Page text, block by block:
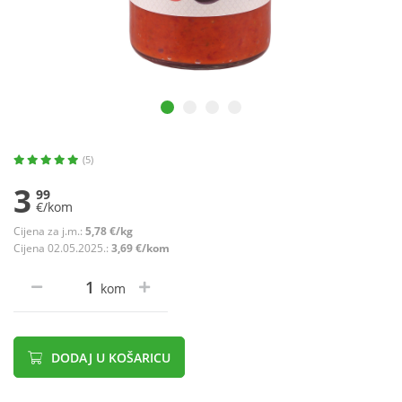
(5)
3 99
€/kom
Cijena za j.m.: 5,78 €/kg
Cijena 02.05.2025.: 3,69 €/kom
kom
DODAJ U KOŠARICU